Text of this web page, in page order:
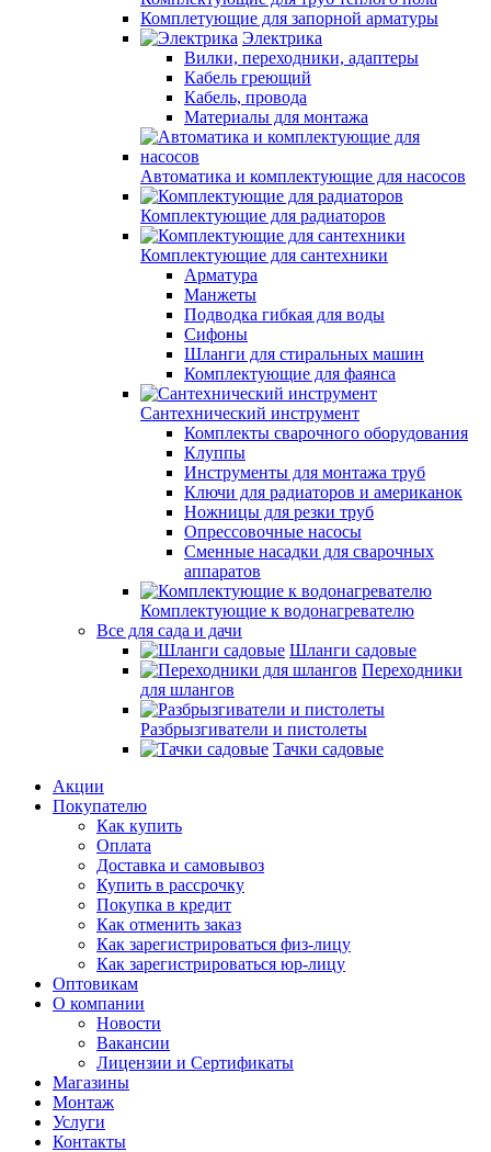
Комплетующие для запорной арматуры
Электрика
Вилки, переходники, адаптеры
Кабель греющий
Кабель, провода
Материалы для монтажа
Автоматика и комплектующие для насосов
Комплектующие для радиаторов
Комплектующие для сантехники
Арматура
Манжеты
Подводка гибкая для воды
Сифоны
Шланги для стиральных машин
Комплектующие для фаянса
Сантехнический инструмент
Комплекты сварочного оборудования
Клуппы
Инструменты для монтажа труб
Ключи для радиаторов и американок
Ножницы для резки труб
Опрессовочные насосы
Сменные насадки для сварочных
аппаратов
Комплектующие к водонагревателю
Все для сада и дачи
Шланги садовые
Переходники
для шлангов
Разбрызгиватели и пистолеты
Тачки садовые
Акции
Покупателю
Как купить
Оплата
Доставка и самовывоз
Купить в рассрочку
Покупка в кредит
Как отменить заказ
Как зарегистрироваться физ-лицу
Как зарегистрироваться юр-лицу
Оптовикам
О компании
Новости
Вакансии
Лицензии и Сертификаты
Магазины
Монтаж
Услуги
Контакты